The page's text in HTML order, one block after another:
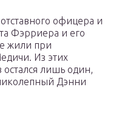
офицера и
Фэрриера и его
жили при
Из этих
лишь один,
Дэнни